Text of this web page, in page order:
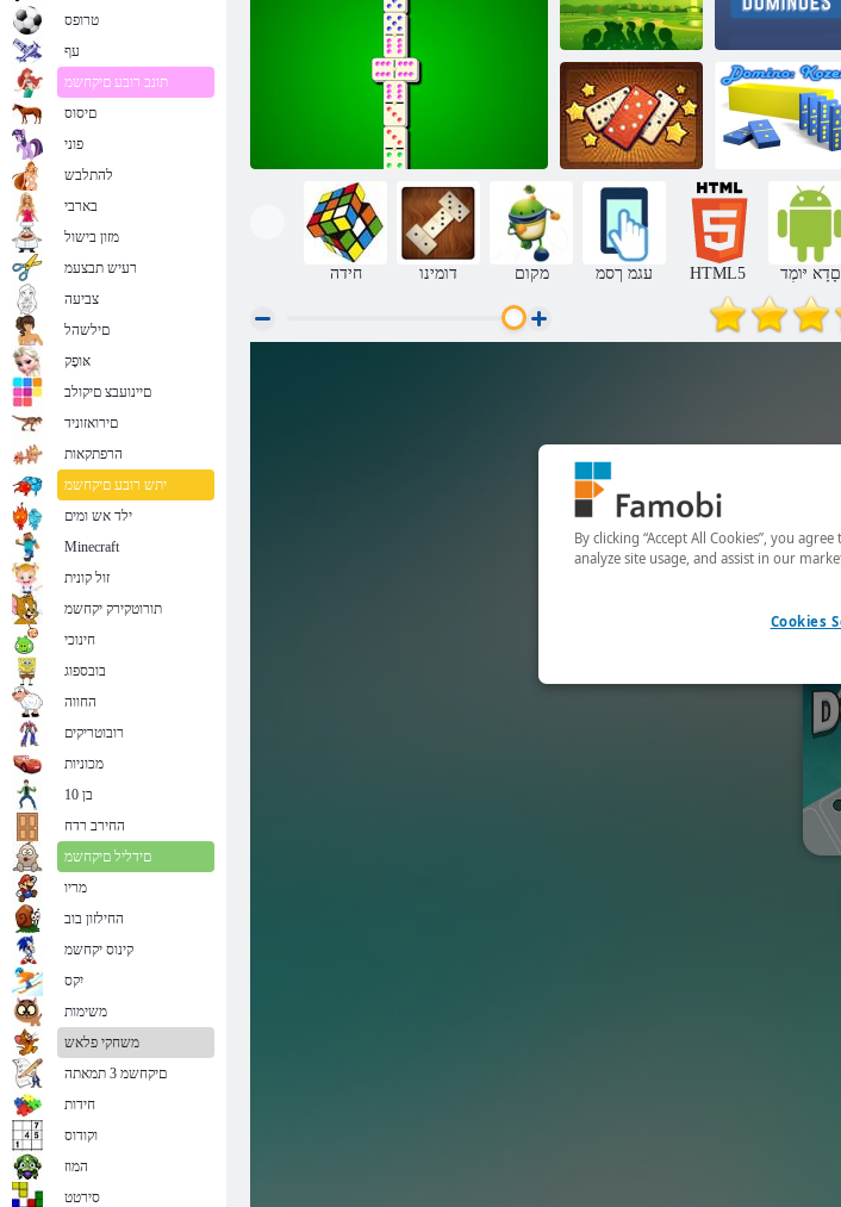
יסאלק יקוא ונימוד
םיהדמ ונימוד לזוק :ונימוד
חידה דומינו מקום עגמ ךסמ HTML5 םָדָא יּומְד
טרופס
עף
תונב רובע םיקחשמ
םיסוס
פוני
להתלבש
בארבי
מזון בישול
רעיש תבצעמ
צביעה
םילשהל
אּופָק
םיינועבצ םיקולב
םירואזוניד
הרפתקאות
יתש רובע םיקחשמ
ילד אש ומים
Minecraft
זול קונית
תורוטקירק יקחשמ
חינוכי
בובספוג
החווה
רובוטריקים
מכוניות
בן 10
החירב רדח
םידליל םיקחשמ
מריו
החילזון בוב
קינוס יקחשמ
יִקס
משימות
משחקי פלאש
םיקחשמ 3 תמאתה
חידות
וקודוס
המוז
סירטט